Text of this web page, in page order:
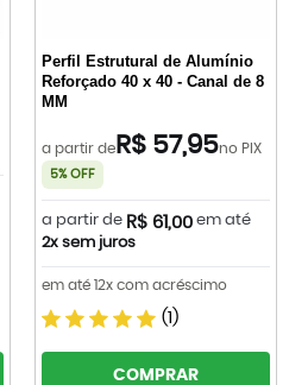
Perfil Estrutural de Alumínio
Reforçado 40 x 40 - Canal de 8
MM
a partir de R$ 57,95no PIX
5% OFF
a partir de R$ 61,00 em até
2x sem juros
em até 12x com acréscimo
(1)
COMPRAR